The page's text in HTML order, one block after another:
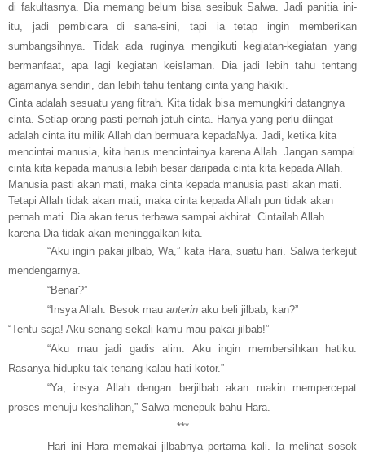
di fakultasnya. Dia memang belum bisa sesibuk Salwa. Jadi panitia ini-
itu, jadi pembicara di sana-sini, tapi ia tetap ingin memberikan
sumbangsihnya. Tidak ada ruginya mengikuti kegiatan-kegiatan yang
bermanfaat, apa lagi kegiatan keislaman. Dia jadi lebih tahu tentang
agamanya sendiri, dan lebih tahu tentang cinta yang hakiki.
Cinta adalah sesuatu yang fitrah. Kita tidak bisa memungkiri datangnya
cinta. Setiap orang pasti pernah jatuh cinta. Hanya yang perlu diingat
adalah cinta itu milik Allah dan bermuara kepadaNya. Jadi, ketika kita
mencintai manusia, kita harus mencintainya karena Allah. Jangan sampai
cinta kita kepada manusia lebih besar daripada cinta kita kepada Allah.
Manusia pasti akan mati, maka cinta kepada manusia pasti akan mati.
Tetapi Allah tidak akan mati, maka cinta kepada Allah pun tidak akan
pernah mati. Dia akan terus terbawa sampai akhirat. Cintailah Allah
karena Dia tidak akan meninggalkan kita.
“Aku ingin pakai jilbab, Wa,” kata Hara, suatu hari. Salwa terkejut
mendengarnya.
“Benar?”
“Insya Allah. Besok mau anterin aku beli jilbab, kan?”
“Tentu saja! Aku senang sekali kamu mau pakai jilbab!”
“Aku mau jadi gadis alim. Aku ingin membersihkan hatiku.
Rasanya hidupku tak tenang kalau hati kotor.”
“Ya, insya Allah dengan berjilbab akan makin mempercepat
proses menuju keshalihan,” Salwa menepuk bahu Hara.
***
Hari ini Hara memakai jilbabnya pertama kali. Ia melihat sosok